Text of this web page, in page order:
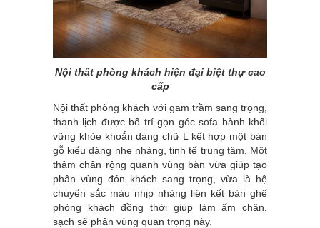
Nội thất phòng khách hiện đại biệt thự cao
cấp
Nội thất phòng khách với gam trầm sang trọng,
thanh lịch được bố trí gọn góc sofa bành khối
vững khỏe khoắn dáng chữ L kết hợp một bàn
gỗ kiểu dáng nhẹ nhàng, tinh tế trung tâm. Một
thảm chân rộng quanh vùng bàn vừa giúp tạo
phân vùng đón khách sang trọng, vừa là hệ
chuyển sắc màu nhịp nhàng liên kết bàn ghế
phòng khách đồng thời giúp làm ấm chân,
sạch sẽ phân vùng quan trọng này.